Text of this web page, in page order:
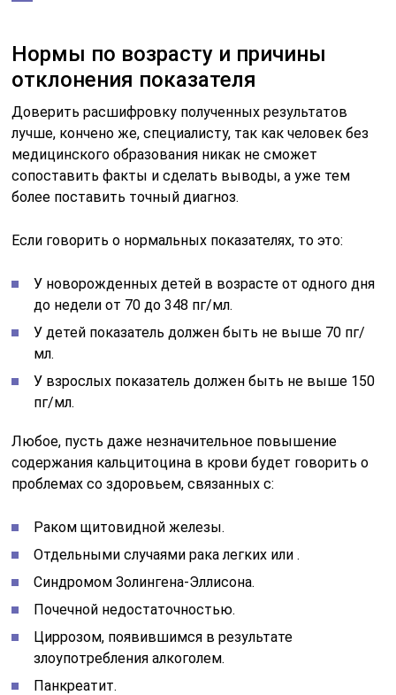
Нормы по возрасту и причины
отклонения показателя
Доверить расшифровку полученных результатов
лучше, кончено же, специалисту, так как человек без
медицинского образования никак не сможет
сопоставить факты и сделать выводы, а уже тем
более поставить точный диагноз.
Если говорить о нормальных показателях, то это:
У новорожденных детей в возрасте от одного дня
до недели от 70 до 348 пг/мл.
У детей показатель должен быть не выше 70 пг/
мл.
У взрослых показатель должен быть не выше 150
пг/мл.
Любое, пусть даже незначительное повышение
содержания кальцитоцина в крови будет говорить о
проблемах со здоровьем, связанных с:
Раком щитовидной железы.
Отдельными случаями рака легких или .
Синдромом Золингена-Эллисона.
Почечной недостаточностью.
Циррозом, появившимся в результате
злоупотребления алкоголем.
Панкреатит.